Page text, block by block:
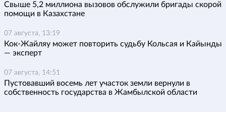
Свыше 5,2 миллиона вызовов обслужили бригады скорой
помощи в Казахстане
07 августа, 13:19
Кок-Жайляу может повторить судьбу Кольсая и Кайынды
— эксперт
07 августа, 14:51
Пустовавший восемь лет участок земли вернули в
собственность государства в Жамбылской области